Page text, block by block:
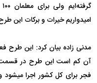
امیدواریم خیرات و برکات این
مدنی زاده بیان کرد: این طرح
آن کم است این طرح در قسمت
فجر برای کل کشور اجرا